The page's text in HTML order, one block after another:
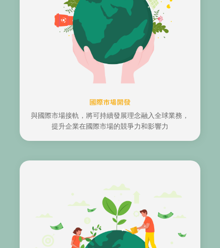
國際市場開發
與國際市場接軌，將可持續發展理念融入全球業務，
提升企業在國際市場的競爭力和影響力